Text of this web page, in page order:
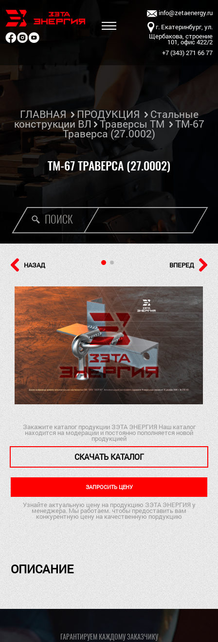
info@zetaenergy.ru
г. Екатеринбург, ул.
Щербакова, строение
101, офис 422/2
+7 (343) 271 66 77
ПОИСК
ГЛАВНАЯ ПРОДУКЦИЯ Стальные
конструкции ВЛ Траверсы ТМ ТМ-67
Траверса (27.0002)
ТМ-67 ТРАВЕРСА (27.0002)
НАЗАД ВПЕРЕД
Закажите каталог продукции ЗЭТА ЭНЕРГИЯ Наш каталог
находится на модерации и постоянно пополняется новой
продукцией
СКАЧАТЬ КАТАЛОГ
ЗАПРОСИТЬ ЦЕНУ
Узнайте актуальную цену на продукцию ЗЭТА ЭНЕРГИЯ у
менеджера. Мы работаем. чтобы предоставить вам
конкурентную цену на качественную пордукцию
ОПИСАНИЕ
ГАРАНТИРУЕМ КАЖДОМУ ЗАКАЗЧИКУ